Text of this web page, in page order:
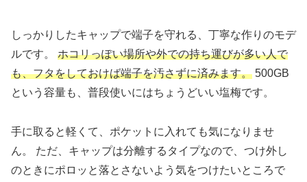
しっかりしたキャップで端子を守れる、丁寧な作りのモデ
ルです。 ホコリっぽい場所や外での持ち運びが多い人で
も、フタをしておけば端子を汚さずに済みます。 500GB
という容量も、普段使いにはちょうどいい塩梅です。
手に取ると軽くて、ポケットに入れても気になりませ
ん。 ただ、キャップは分離するタイプなので、つけ外し
のときにポロッと落とさないよう気をつけたいところで